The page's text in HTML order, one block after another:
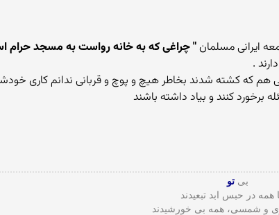
ایرانی مسلمان" چراغی که به خانه رواست به مسجد حرام
.
هم که کشته شدند بخاطر هیچ و پوچ و قربانی ندانم کاری
برخورد کنند و بیاد داشته باشند
بی تو
همه در حبس ابد تبعیدند
و شمسی، همه بی خورشیدند